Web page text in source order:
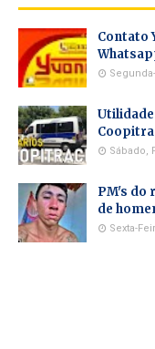
Contato
Sábado,
PM's do
de
Sexta-